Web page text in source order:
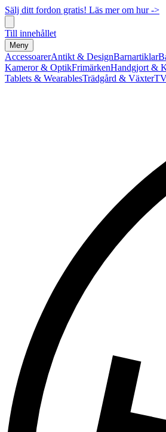
Sälj ditt fordon gratis! Läs mer om hur ->
Till innehållet
Meny
AccessoarerAntikt & DesignBarnartiklar
Kameror & OptikFrimärkenHandgjort &
Tablets & WearablesTrädgård & Växter